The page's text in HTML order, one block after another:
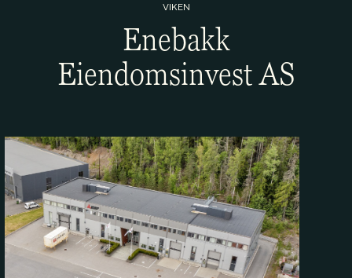
VIKEN
Enebakk
Eiendomsinvest AS